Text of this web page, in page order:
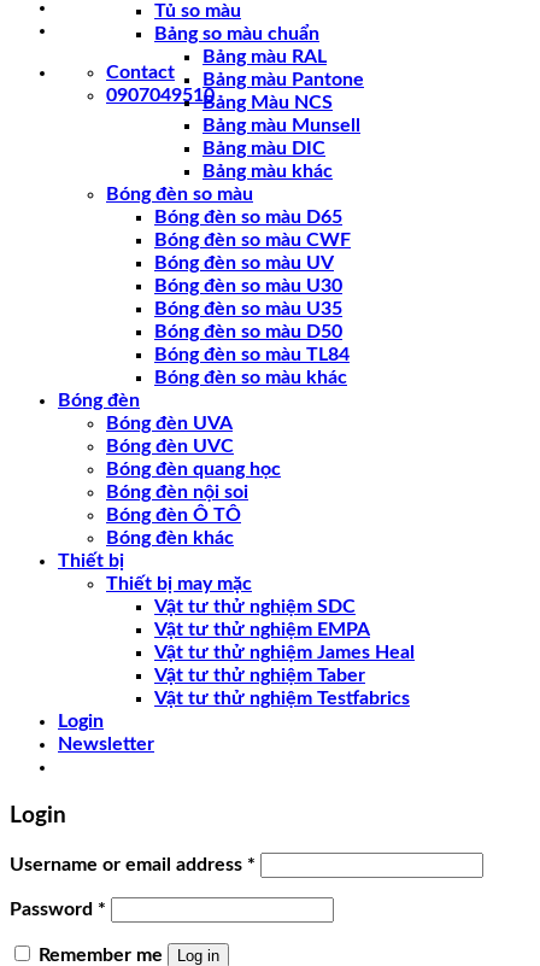
Contact
0907049510
Tủ so màu
Bảng so màu chuẩn
Bảng màu RAL
Bảng màu Pantone
Bảng Màu NCS
Bảng màu Munsell
Bảng màu DIC
Bảng màu khác
Bóng đèn so màu
Bóng đèn so màu D65
Bóng đèn so màu CWF
Bóng đèn so màu UV
Bóng đèn so màu U30
Bóng đèn so màu U35
Bóng đèn so màu D50
Bóng đèn so màu TL84
Bóng đèn so màu khác
Bóng đèn
Bóng đèn UVA
Bóng đèn UVC
Bóng đèn quang học
Bóng đèn nội soi
Bóng đèn Ô TÔ
Bóng đèn khác
Thiết bị
Thiết bị may mặc
Vật tư thử nghiệm SDC
Vật tư thử nghiệm EMPA
Vật tư thử nghiệm James Heal
Vật tư thử nghiệm Taber
Vật tư thử nghiệm Testfabrics
Login
Newsletter
Login
Username or email address *
Password *
Remember me Log in